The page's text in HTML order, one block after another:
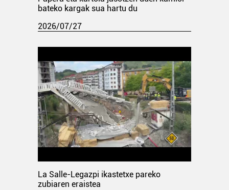
bateko kargak sua hartu du
2026/07/27
La Salle-Legazpi ikastetxe pareko
zubiaren eraistea